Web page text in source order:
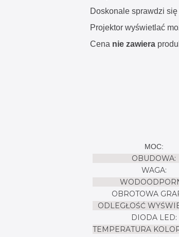
Doskonale sprawdzi
Projektor wyświetlać
Cena nie zawiera
MOC:
OBUDOWA:
WAGA:
OBROTOWA
ODLEGŁOŚĆ
DIODA LED:
TEMPERATURA